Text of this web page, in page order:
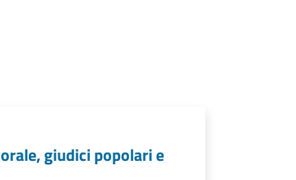
giudici popolari e